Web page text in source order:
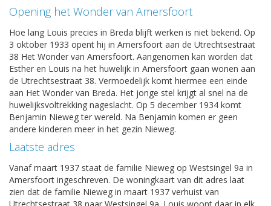
Opening het Wonder van Amersfoort
Hoe lang Louis precies in Breda blijft werken is niet bekend. Op
3 oktober 1933 opent hij in Amersfoort aan de Utrechtsestraat
38 Het Wonder van Amersfoort. Aangenomen kan worden dat
Esther en Louis na het huwelijk in Amersfoort gaan wonen aan
de Utrechtsestraat 38. Vermoedelijk komt hiermee een einde
aan Het Wonder van Breda. Het jonge stel krijgt al snel na de
huwelijksvoltrekking nageslacht. Op 5 december 1934 komt
Benjamin Nieweg ter wereld. Na Benjamin komen er geen
andere kinderen meer in het gezin Nieweg.
Laatste adres
Vanaf maart 1937 staat de familie Nieweg op Westsingel 9a in
Amersfoort ingeschreven. De woningkaart van dit adres laat
zien dat de familie Nieweg in maart 1937 verhuist van
Utrechtsestraat 38 naar Westsingel 9a. Louis woont daar in elk